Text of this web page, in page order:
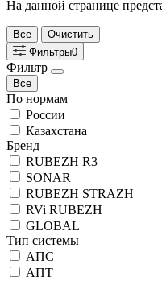
На данной странице
Все
Очистить
Фильтры0
Фильтр
Все
По нормам
России
Казахстана
Бренд
RUBEZH R3
SONAR
RUBEZH STRAZH
RVi RUBEZH
GLOBAL
Тип системы
АПС
АПТ